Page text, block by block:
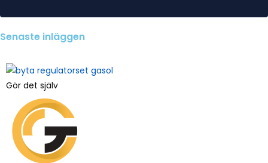
Senaste inläggen
Gör det själv